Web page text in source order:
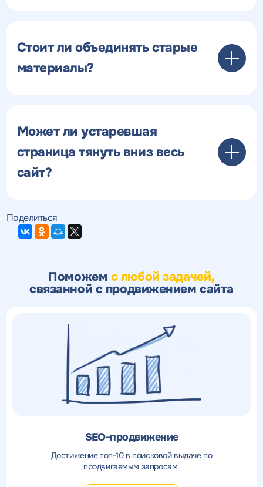
Стоит ли объединять старые
материалы?
Может ли устаревшая
страница тянуть вниз весь
сайт?
Поделиться
Поможем с любой задачей,
связанной с продвижением сайта
SEO-продвижение
Достижение топ-10 в поисковой выдаче по
продвигаемым запросам.